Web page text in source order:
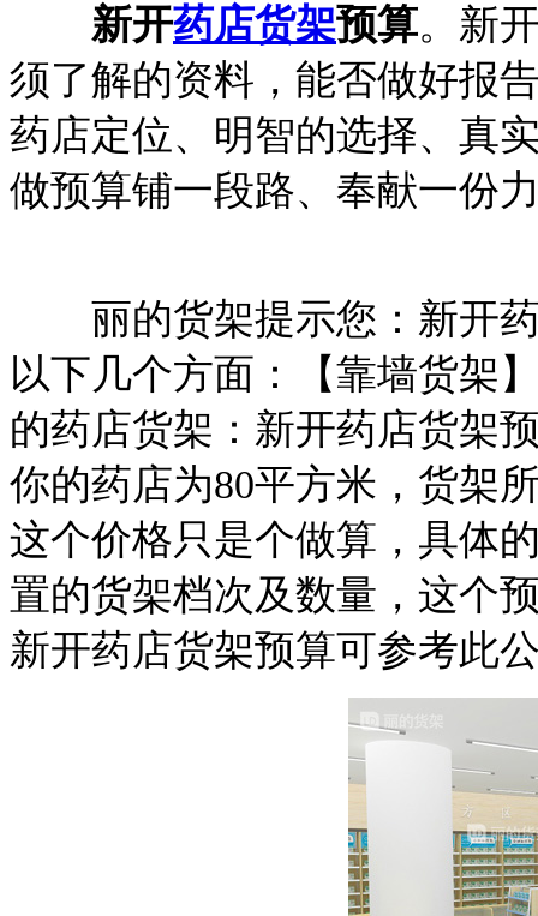
新开药店货架预算。新
须了解的资料，能否做好报
药店定位、明智的选择、真
做预算铺一段路、奉献一份
丽的货架提示您：新开药
以下几个方面：【靠墙货架
的药店货架：新开药店货架
你的药店为80平方米，货架
这个价格只是个做算，具体
置的货架档次及数量，这个
新开药店货架预算可参考此